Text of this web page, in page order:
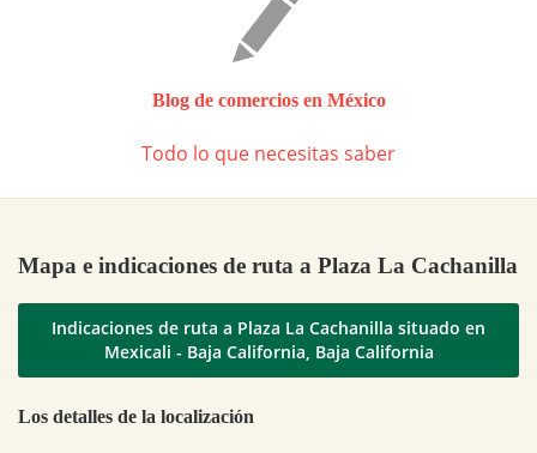
Blog de comercios en México
Todo lo que necesitas saber
Mapa e indicaciones de ruta a Plaza La Cachanilla
Indicaciones de ruta a Plaza La Cachanilla situado en
Mexicali - Baja California, Baja California
Los detalles de la localización